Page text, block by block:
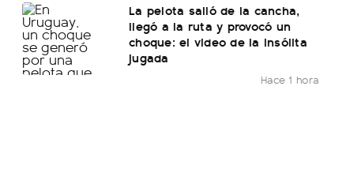
La pelota salió de la cancha,
llegó a la ruta y provocó un
choque: el video de la insólita
jugada
Hace 1 hora